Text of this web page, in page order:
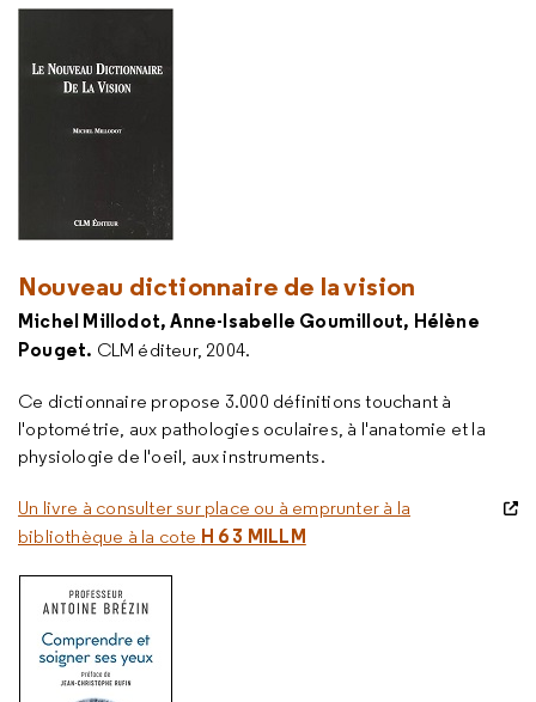
Nouveau dictionnaire de la vision
Michel Millodot, Anne-Isabelle Goumillout, Hélène
Pouget. CLM éditeur, 2004.
Ce dictionnaire propose 3.000 définitions touchant à
l'optométrie, aux pathologies oculaires, à l'anatomie et la
physiologie de l'oeil, aux instruments.
Un livre à consulter sur place ou à emprunter à la
bibliothèque à la cote H 6 3 MILLM